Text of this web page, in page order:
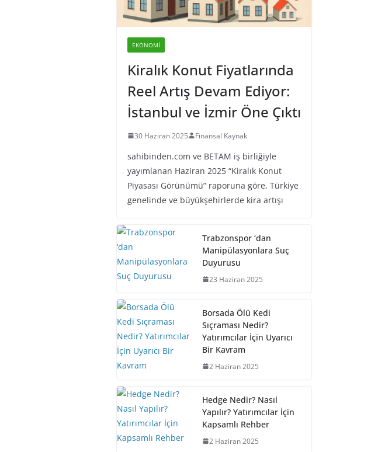
EKONOMI
Kiralık Konut Fiyatlarında
Reel Artış Devam Ediyor:
İstanbul ve İzmir Öne Çıktı
30 Haziran 2025 Finansal Kaynak
sahibinden.com ve BETAM iş birliğiyle
yayımlanan Haziran 2025 “Kiralık Konut
Piyasası Görünümü” raporuna göre, Türkiye
genelinde ve büyükşehirlerde kira artışı
Trabzonspor ‘dan
Manipülasyonlara Suç
Duyurusu
23 Haziran 2025
Borsada Ölü Kedi
Sıçraması Nedir?
Yatırımcılar İçin Uyarıcı
Bir Kavram
2 Haziran 2025
Hedge Nedir? Nasıl
Yapılır? Yatırımcılar İçin
Kapsamlı Rehber
2 Haziran 2025